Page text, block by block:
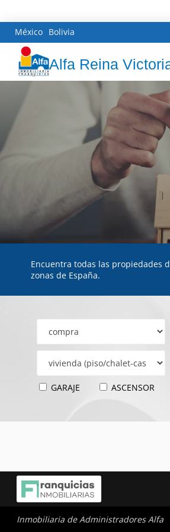
México Bolivia
Alfa Reina
Encuentra todas las propiedades
zonas de España.
GARAJE ASCENSOR
Inmobiliaria de Administradores Alfa